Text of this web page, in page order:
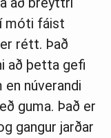
móti fáist
rétt. Það
að þetta gefi
núverandi
guma. Það er
gangur jarðar